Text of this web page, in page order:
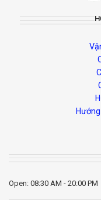
Open: 08:30 AM - 20:00 PM